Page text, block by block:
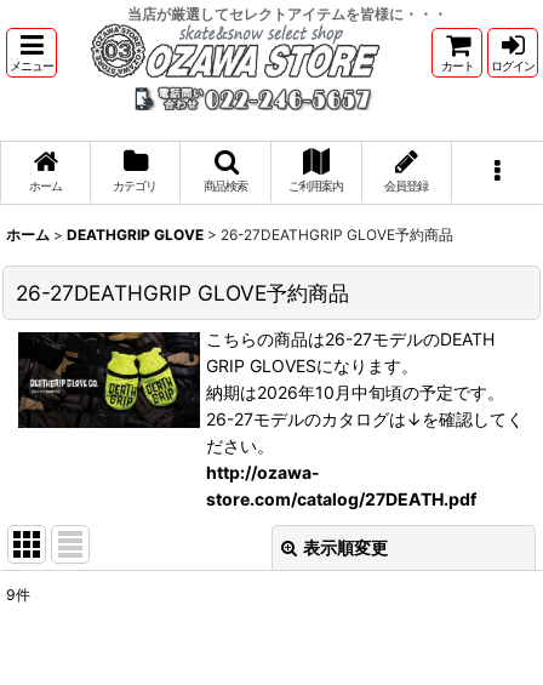
当店が厳選してセレクトアイテムを皆様に・・・
メニュー カート ログイン
ホーム カテゴリ 商品検索 ご利用案内 会員登録
ホーム > DEATHGRIP GLOVE > 26-27DEATHGRIP GLOVE予約商品
26-27DEATHGRIP GLOVE予約商品
こちらの商品は26-27モデルのDEATH
GRIP GLOVESになります。
納期は2026年10月中旬頃の予定です。
26-27モデルのカタログは↓を確認してく
ださい。
http://ozawa-
store.com/catalog/27DEATH.pdf
表示順変更
9件